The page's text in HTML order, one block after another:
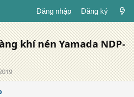
Đăng nhập Đăng ký
khí nén Yamada NDP-